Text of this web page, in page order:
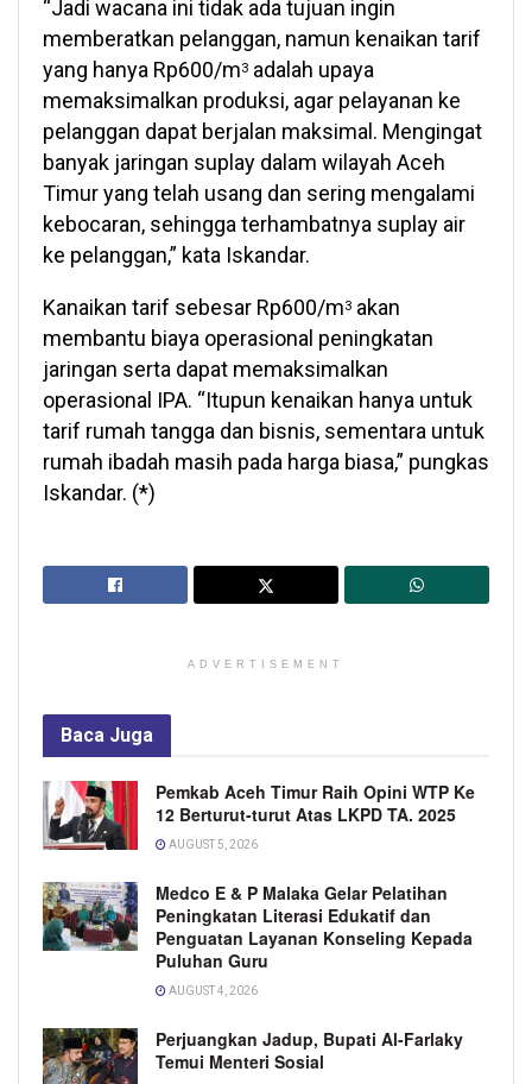
“Jadi wacana ini tidak ada tujuan ingin
memberatkan pelanggan, namun kenaikan tarif
yang hanya Rp600/m3 adalah upaya
memaksimalkan produksi, agar pelayanan ke
pelanggan dapat berjalan maksimal. Mengingat
banyak jaringan suplay dalam wilayah Aceh
Timur yang telah usang dan sering mengalami
kebocaran, sehingga terhambatnya suplay air
ke pelanggan,” kata Iskandar.
Kanaikan tarif sebesar Rp600/m3 akan
membantu biaya operasional peningkatan
jaringan serta dapat memaksimalkan
operasional IPA. “Itupun kenaikan hanya untuk
tarif rumah tangga dan bisnis, sementara untuk
rumah ibadah masih pada harga biasa,” pungkas
Iskandar. (*)
ADVERTISEMENT
Baca Juga
Pemkab Aceh Timur Raih Opini WTP Ke
12 Berturut-turut Atas LKPD TA. 2025
AUGUST 5, 2026
Medco E & P Malaka Gelar Pelatihan
Peningkatan Literasi Edukatif dan
Penguatan Layanan Konseling Kepada
Puluhan Guru
AUGUST 4, 2026
Perjuangkan Jadup, Bupati Al-Farlaky
Temui Menteri Sosial